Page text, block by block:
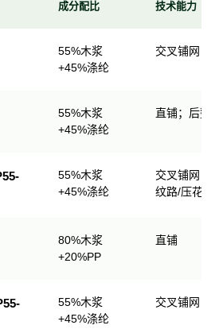
成分配比 技术能力
55%木浆
+45%涤纶
交叉铺网；
55%木浆
+45%涤纶
直铺；后整
55%木浆
+45%涤纶
交叉铺网；
纹路/压花
80%木浆
+20%PP
直铺
55%木浆
+45%涤纶
交叉铺网；